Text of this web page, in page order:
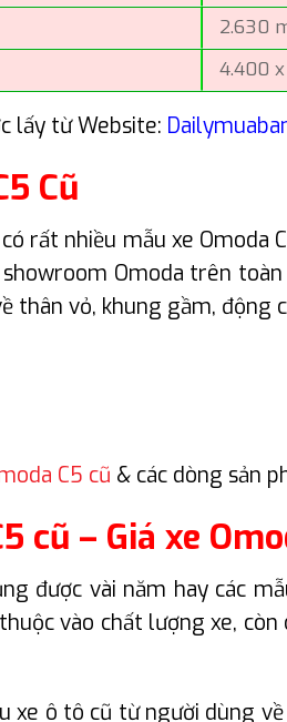
2.630
4.400
lấy từ Website:
Cũ
rất nhiều mẫu xe Omoda
Omoda trên
thân vỏ, khung gầm, động
C5 cũ & các dòng sản
cũ – Giá xe
được vài năm hay các
vào chất lượng xe,
xe ô tô cũ từ người dùng